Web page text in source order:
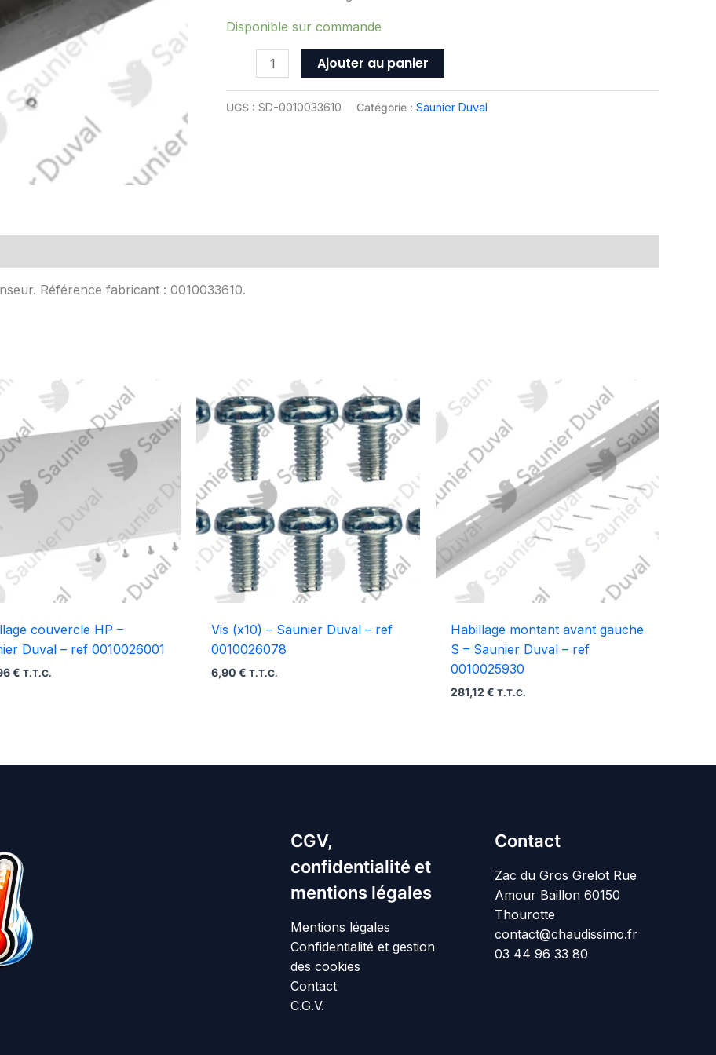
Disponible sur commande
0010033610
Ajouter au panier
UGS : SD-0010033610 Catégorie : Saunier Duval
Référence fabricant : 0010033610.
couvercle HP –
Duval – ref 0010026001
€ T.T.C.
Vis (x10) – Saunier Duval – ref
0010026078
6,90€ T.T.C.
Habillage montant avant gauche
S – Saunier Duval – ref
0010025930
281,12€ T.T.C.
CGV,
confidentialité et
mentions légales
Mentions légales
Confidentialité et gestion
des cookies
Contact
C.G.V.
Contact
Zac du Gros Grelot Rue
Amour Baillon 60150
Thourotte
contact@chaudissimo.fr
03 44 96 33 80